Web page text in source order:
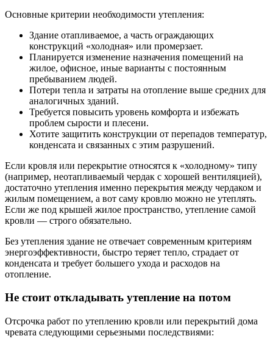
Основные критерии необходимости утепления:
Здание отапливаемое, а часть ограждающих
конструкций «холодная» или промерзает.
Планируется изменение назначения помещений на
жилое, офисное, иные варианты с постоянным
пребыванием людей.
Потери тепла и затраты на отопление выше средних для
аналогичных зданий.
Требуется повысить уровень комфорта и избежать
проблем сырости и плесени.
Хотите защитить конструкции от перепадов температур,
конденсата и связанных с этим разрушений.
Если кровля или перекрытие относятся к «холодному» типу
(например, неотапливаемый чердак с хорошей вентиляцией),
достаточно утепления именно перекрытия между чердаком и
жилым помещением, а вот саму кровлю можно не утеплять.
Если же под крышей жилое пространство, утепление самой
кровли — строго обязательно.
Без утепления здание не отвечает современным критериям
энергоэффективности, быстро теряет тепло, страдает от
конденсата и требует большего ухода и расходов на
отопление.
Не стоит откладывать утепление на потом
Отсрочка работ по утеплению кровли или перекрытий дома
чревата следующими серьезными последствиями: